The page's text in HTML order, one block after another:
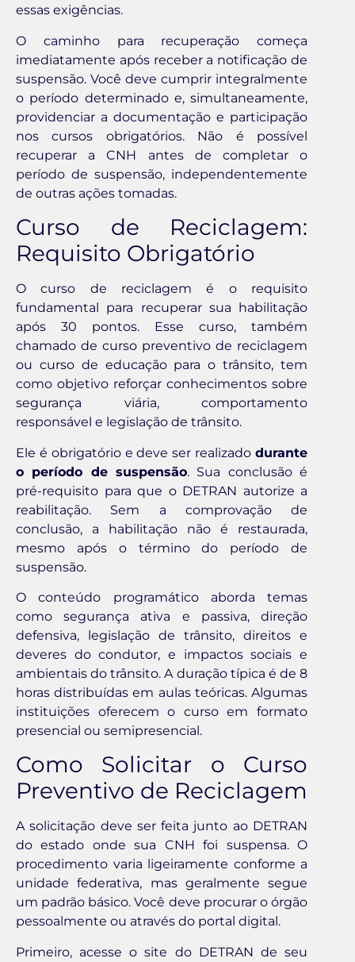
essas exigências.
O caminho para recuperação começa
imediatamente após receber a notificação de
suspensão. Você deve cumprir integralmente
o período determinado e, simultaneamente,
providenciar a documentação e participação
nos cursos obrigatórios. Não é possível
recuperar a CNH antes de completar o
período de suspensão, independentemente
de outras ações tomadas.
Curso de Reciclagem:
Requisito Obrigatório
O curso de reciclagem é o requisito
fundamental para recuperar sua habilitação
após 30 pontos. Esse curso, também
chamado de curso preventivo de reciclagem
ou curso de educação para o trânsito, tem
como objetivo reforçar conhecimentos sobre
segurança viária, comportamento
responsável e legislação de trânsito.
Ele é obrigatório e deve ser realizado durante
o período de suspensão. Sua conclusão é
pré-requisito para que o DETRAN autorize a
reabilitação. Sem a comprovação de
conclusão, a habilitação não é restaurada,
mesmo após o término do período de
suspensão.
O conteúdo programático aborda temas
como segurança ativa e passiva, direção
defensiva, legislação de trânsito, direitos e
deveres do condutor, e impactos sociais e
ambientais do trânsito. A duração típica é de 8
horas distribuídas em aulas teóricas. Algumas
instituições oferecem o curso em formato
presencial ou semipresencial.
Como Solicitar o Curso
Preventivo de Reciclagem
A solicitação deve ser feita junto ao DETRAN
do estado onde sua CNH foi suspensa. O
procedimento varia ligeiramente conforme a
unidade federativa, mas geralmente segue
um padrão básico. Você deve procurar o órgão
pessoalmente ou através do portal digital.
Primeiro, acesse o site do DETRAN de seu